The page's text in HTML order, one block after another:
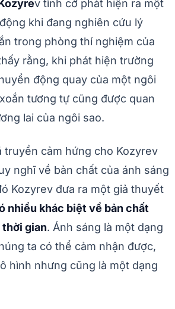
v tình cờ phát hiện ra một
khi đang nghiên cứu lý
trong phòng thí nghiệm của
rằng, khi phát hiện trường
động quay của một ngôi
tương tự cũng được quan
lai của ngôi sao.
truyền cảm hứng cho Kozyrev
nghĩ về bản chất của ánh sáng
Kozyrev đưa ra một giả thuyết
nhiều khác biệt về bản chất
thời gian. Ánh sáng là một dạng
ta có thể cảm nhận được,
hình nhưng cũng là một dạng